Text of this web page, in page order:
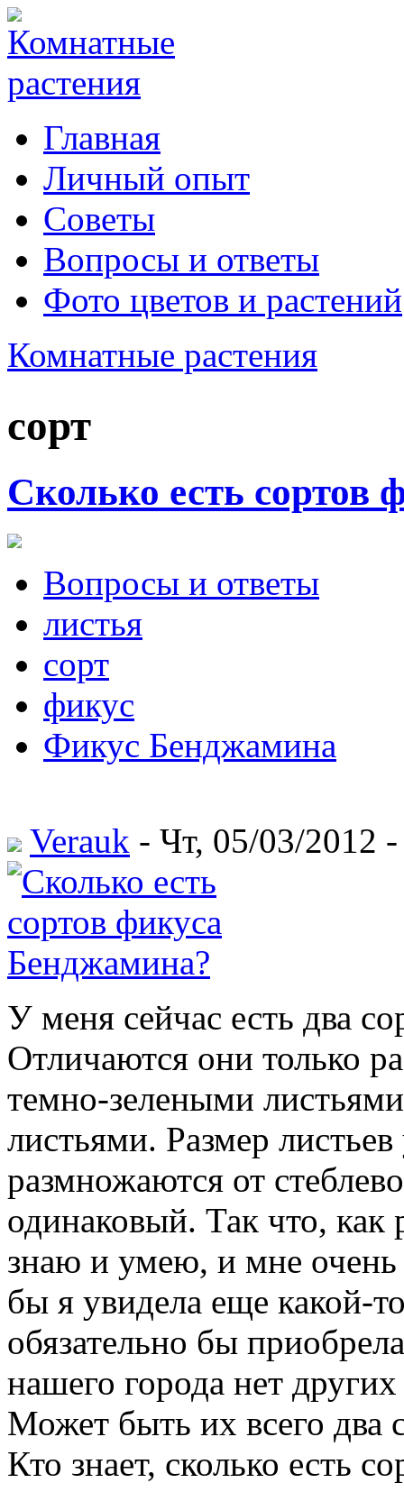
Главная
Личный опыт
Советы
Вопросы и ответы
Фото цветов и растений
Комнатные растения
сорт
Сколько есть сортов
Вопросы и ответы
листья
сорт
фикус
Фикус Бенджамина
Verauk - Чт, 05/03/2012
У меня сейчас есть два
Отличаются они только
темно-зелеными
листьями. Размер
размножаются от
одинаковый. Так что,
знаю и умею, и мне очень
бы я увидела еще какой-
обязательно бы
нашего города нет
Может быть их всего два
Кто знает, сколько есть